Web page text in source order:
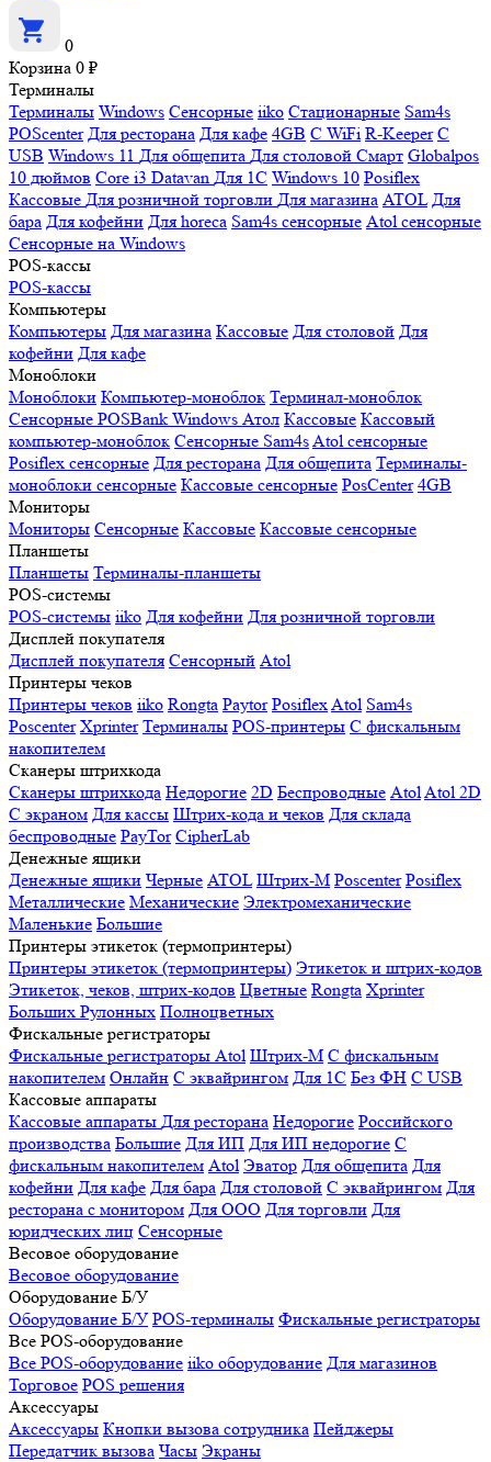
0
Корзина 0 ₽
Терминалы
Терминалы Windows Сенсорные iiko Стационарные Sam4s
POScenter Для ресторана Для кафе 4GB С WiFi R-Keeper С
USB Windows 11 Для общепита Для столовой Смарт Globalpos
10 дюймов Core i3 Datavan Для 1С Windows 10 Posiflex
Кассовые Для розничной торговли Для магазина ATOL Для
бара Для кофейни Для horeca Sam4s сенсорные Atol сенсорные
Сенсорные на Windows
POS-кассы
POS-кассы
Компьютеры
Компьютеры Для магазина Кассовые Для столовой Для
кофейни Для кафе
Моноблоки
Моноблоки Компьютер-моноблок Терминал-моноблок
Сенсорные POSBank Windows Атол Кассовые Кассовый
компьютер-моноблок Сенсорные Sam4sAtol сенсорные
Posiflex сенсорные Для ресторана Для общепита Терминалы-
моноблоки сенсорные Кассовые сенсорные PosCenter 4GB
Мониторы
Мониторы Сенсорные Кассовые Кассовые сенсорные
Планшеты
Планшеты Терминалы-планшеты
POS-системы
POS-системы iiko Для кофейни Для розничной торговли
Дисплей покупателя
Дисплей покупателя Сенсорный Atol
Принтеры чеков
Принтеры чеков iiko Rongta Paytor PosiflexAtol Sam4s
Poscenter Xprinter Терминалы POS-принтеры С фискальным
накопителем
Сканеры штрихкода
Сканеры штрихкода Недорогие 2D Беспроводные AtolAtol 2D
С экраном Для кассы Штрих-кода и чеков Для склада
беспроводные PayTor CipherLab
Денежные ящики
Денежные ящики Черные ATOL Штрих-М Poscenter Posiflex
Металлические Механические Электромеханические
Маленькие Большие
Принтеры этикеток (термопринтеры)
Принтеры этикеток (термопринтеры) Этикеток и штрих-кодов
Этикеток, чеков, штрих-кодов Цветные Rongta Xprinter
Больших Рулонных Полноцветных
Фискальные регистраторы
Фискальные регистраторы Atol Штрих-М С фискальным
накопителем Онлайн С эквайрингом Для 1С Без ФН С USB
Кассовые аппараты
Кассовые аппараты Для ресторана Недорогие Российского
производства Большие Для ИП Для ИП недорогие С
фискальным накопителем Atol Эватор Для общепита Для
кофейни Для кафе Для бара Для столовой С эквайрингом Для
ресторана с монитором Для ООО Для торговли Для
юридческих лиц Сенсорные
Весовое оборудование
Весовое оборудование
Оборудование Б/У
Оборудование Б/У POS-терминалы Фискальные регистраторы
Все POS-оборудование
Все POS-оборудование iiko оборудование Для магазинов
Торговое POS решения
Аксессуары
Аксессуары Кнопки вызова сотрудника Пейджеры
Передатчик вызова Часы Экраны